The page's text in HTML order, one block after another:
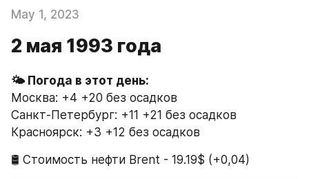
May 1, 2023
2 мая 1993 года
Москва: +4 +20 без осадков
Санкт-Петербург: +11 +21 без осадков
Красноярск: +3 +12 без осадков
🛢 Стоимость нефти Brent - 19.19$ (+0,04)